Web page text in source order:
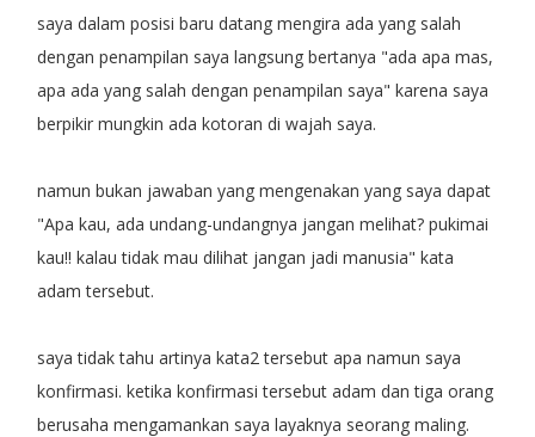
saya dalam posisi baru datang mengira ada yang salah
dengan penampilan saya langsung bertanya "ada apa mas,
apa ada yang salah dengan penampilan saya" karena saya
berpikir mungkin ada kotoran di wajah saya.
namun bukan jawaban yang mengenakan yang saya dapat
"Apa kau, ada undang-undangnya jangan melihat? pukimai
kau!! kalau tidak mau dilihat jangan jadi manusia" kata
adam tersebut.
saya tidak tahu artinya kata2 tersebut apa namun saya
konfirmasi. ketika konfirmasi tersebut adam dan tiga orang
berusaha mengamankan saya layaknya seorang maling.